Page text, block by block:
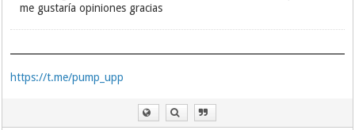
me gustaría opiniones gracias
https://t.me/pump_upp